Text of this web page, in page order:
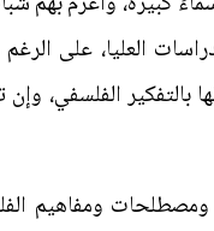
العليا، على
بالتفكير الفلسفي،
ومفاهيم